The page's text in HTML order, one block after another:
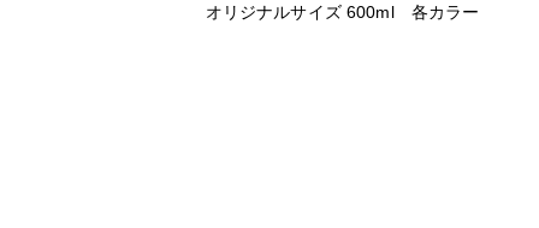
オリジナルサイズ 600ml 各カラー